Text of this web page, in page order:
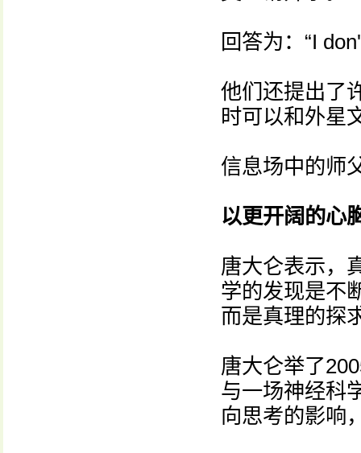
回答为：“I
他们还提出了
时可以和外星
信息场中的师
以更开阔的心
唐大仑表示，
学的发现是不
而是真理的探
唐大仑举了
与一场神经科
向思考的影响